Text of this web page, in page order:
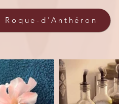
d'Anthéron